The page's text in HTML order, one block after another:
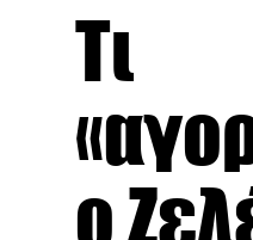
Τι
ο